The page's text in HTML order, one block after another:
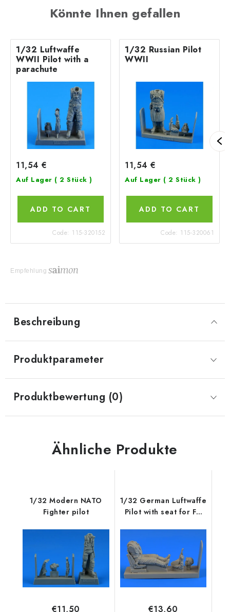
Könnte Ihnen gefallen
1/32 Luftwaffe
WWII Pilot with a
parachute
11,54 €
Auf Lager ( 2 Stück )
ADD TO CART
Code: 115-320152
1/32 Russian Pilot
WWII
11,54 €
Auf Lager ( 2 Stück )
ADD TO CART
Code: 115-320061
Empfehlung
Beschreibung
Produktparameter
Produktbewertung (0)
Ähnliche Produkte
1/32 Modern NATO
Fighter pilot
€11,50
1/32 German Luftwaffe
Pilot with seat for Fw
€13,60